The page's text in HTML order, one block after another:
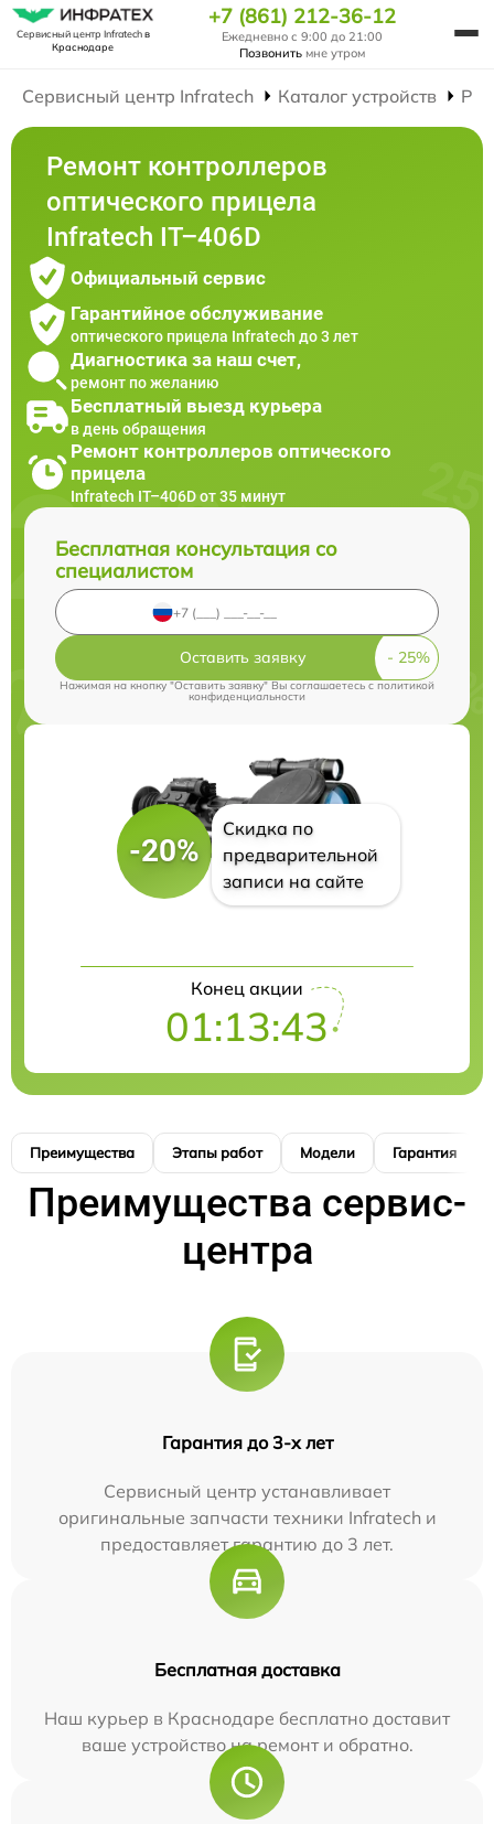
Сервисный центр Infratechв
Краснодаре
+7 (861) 212-36-12
Ежедневно с 9:00 до 21:00
Позвонить мне утром
Сервисный центр Infratech Каталог устройств
Ремонт контроллеров
оптического прицела
Infratech IT–406D
Официальный сервис
Гарантийное обслуживание
оптического прицела Infratech до 3 лет
Диагностика за наш счет,
ремонт по желанию
Бесплатный выезд курьера
в день обращения
Ремонт контроллеров оптического
прицела
Infratech IT–406D от 35 минут
Бесплатная консультация со
специалистом
Оставить заявку
Нажимая на кнопку "Оставить заявку" Вы соглашаетесь cполитикой
конфиденциальности
-20%
Скидка по
предварительной
записи на сайте
Конец акции
01:13:42
Преимущества Этапы работ Модели Гарантия
Преимущества сервис-
центра
Гарантия до 3-х лет
Сервисный центр устанавливает
оригинальные запчасти техники Infratech и
предоставляет гарантию до 3 лет.
Бесплатная доставка
Наш курьер в Краснодаре бесплатно доставит
ваше устройство на ремонт и обратно.